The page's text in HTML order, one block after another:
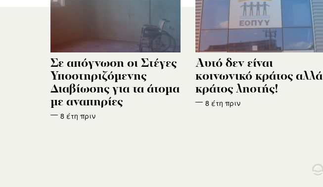
Σε απόγνωση οι Στέγες
Υποστηριζόμενης
Διαβίωσης για τα άτομα
με αναπηρίες
8 έτη πριν
Αυτό δεν είναι
κοινωνικό κράτος αλλά
κράτος ληστής!
8 έτη πριν